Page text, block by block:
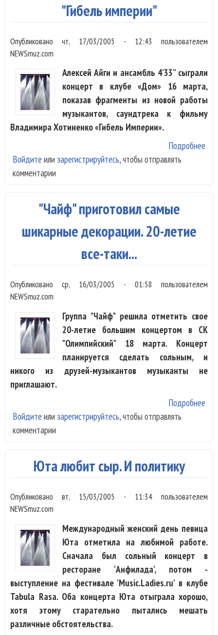
"Гибель империи"
Опубликованочт, 17/03/2005 - 12:43 пользователем
NEWSmuz.com
Алексей Айги и ансамбль 4’33” сыграли
концерт в клубе «Дом» 16 марта,
показав фрагменты из новой работы
музыкантов, саундтрека к фильму
Владимира Хотиненко «Гибель Империи».
Подробнее
Войдите или зарегистрируйтесь, чтобы отправлять
комментарии
"Чайф" приготовил самые
шикарные декорации. 20-летие
все-таки...
Опубликованоср, 16/03/2005 - 01:58 пользователем
NEWSmuz.com
Группа "Чайф" решила отметить свое
20-летие большим концертом в СК
"Олимпийский" 18 марта. Концерт
планируется сделать сольным, и
никого из друзей-музыкантов музыканты не
приглашают.
Подробнее
Войдите или зарегистрируйтесь, чтобы отправлять
комментарии
Юта любит сыр. И политику
Опубликовановт, 15/03/2005 - 11:34пользователем
NEWSmuz.com
Международный женский день певица
Юта отметила на любимой работе.
Сначала был сольный концерт в
ресторане 'Анфилада', потом -
выступление на фестивале 'Music.Ladies.ru' в клубе
Tabula Rasa. Оба концерта Юта отыграла хорошо,
хотя этому старательно пытались мешать
различные обстоятельства.